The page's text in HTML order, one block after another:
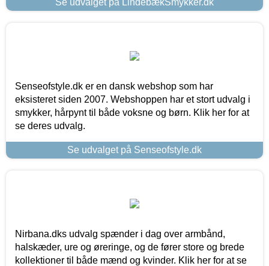
Senseofstyle.dk er en dansk webshop som har
eksisteret siden 2007. Webshoppen har et stort udvalg i
smykker, hårpynt til både voksne og børn. Klik her for at
se deres udvalg.
Se udvalget på Senseofstyle.dk
Nirbana.dks udvalg spænder i dag over armbånd,
halskæder, ure og øreringe, og de fører store og brede
kollektioner til både mænd og kvinder. Klik her for at se